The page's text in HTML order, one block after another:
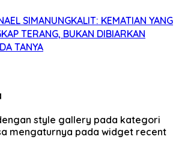
SIMANUNGKALIT: KEMATIAN YANG
TERANG, BUKAN DIBIARKAN
TANYA
style gallery pada kategori
mengaturnya pada widget recent